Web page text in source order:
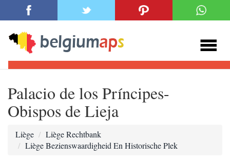
Palacio de los Príncipes-
Obispos de Lieja
Liège
Liège Rechtbank
Liège Bezienswaardigheid En Historische Plek